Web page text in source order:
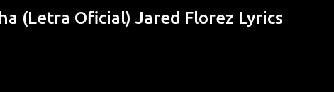
(Letra Oficial) Jared Florez Lyrics